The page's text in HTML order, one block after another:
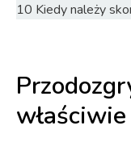
10 Kiedy należy